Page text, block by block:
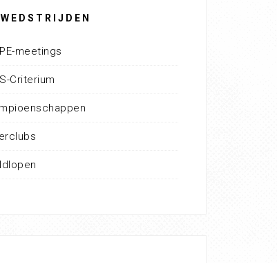
WEDSTRIJDEN
meetings
Criterium